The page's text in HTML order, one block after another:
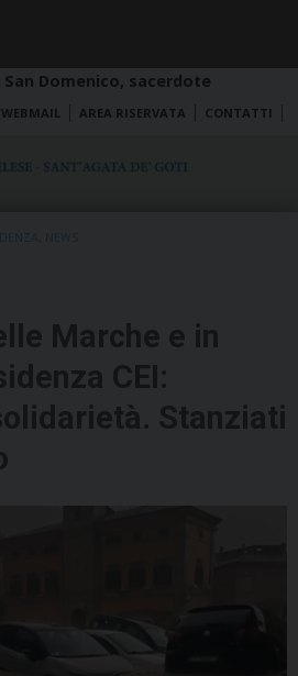
San Domenico, sacerdote
WEBMAIL AREA RISERVATA CONTATTI